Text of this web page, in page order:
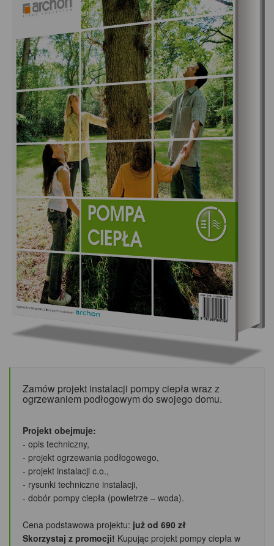
Zamów projekt instalacji pompy ciepła wraz z
ogrzewaniem podłogowym do swojego domu.
Projekt obejmuje:
- opis techniczny,
- projekt ogrzewania podłogowego,
- projekt instalacji c.o.,
- rysunki techniczne instalacji,
- dobór pompy ciepła (powietrze – woda).
Cena podstawowa projektu: już od 690 zł
Skorzystaj z promocji! Kupując projekt pompy ciepła w